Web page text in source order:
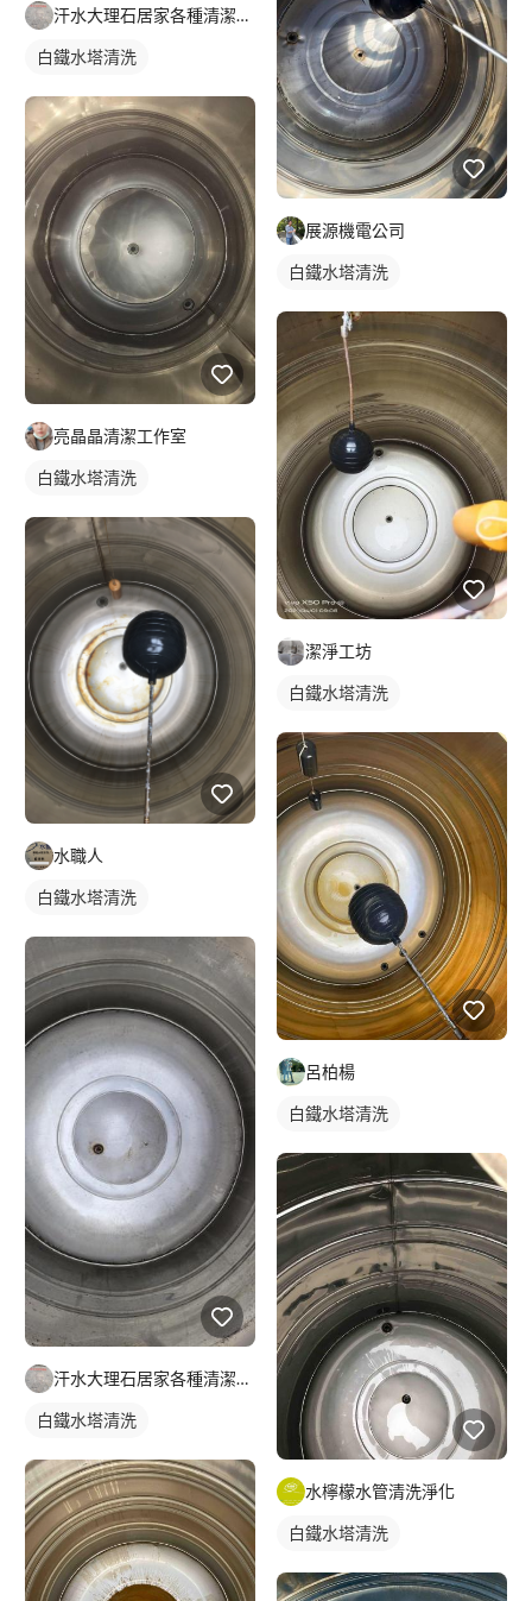
汗水大理石居家各種清潔保養
白鐵水塔清洗
亮晶晶清潔工作室
白鐵水塔清洗
水職人
白鐵水塔清洗
汗水大理石居家各種清潔保養
白鐵水塔清洗
展源機電公司
白鐵水塔清洗
潔淨工坊
白鐵水塔清洗
呂柏楊
白鐵水塔清洗
水檸檬水管清洗淨化
白鐵水塔清洗